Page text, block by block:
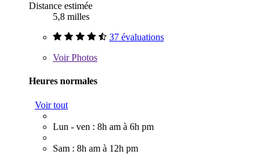
Distance estimée
5,8 milles
37 évaluations
VoirPhotos
Heures normales
Voir tout
Lun - ven : 8h am à 6h pm
Sam : 8h am à 12h pm